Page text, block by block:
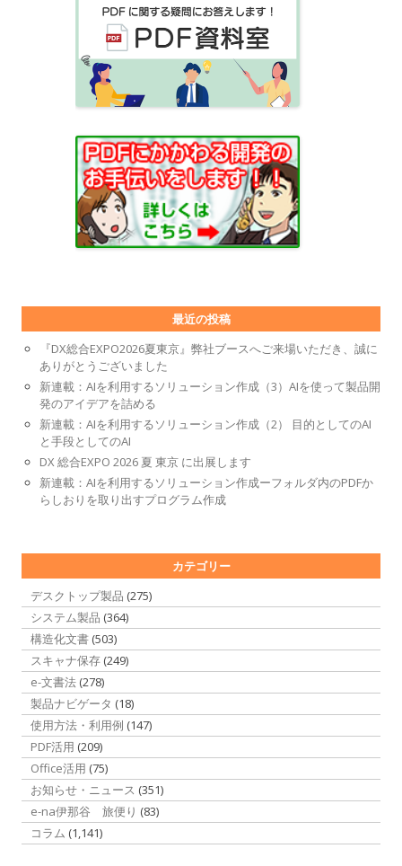
最近の投稿
『DX総合EXPO2026夏東京』弊社ブースへご来場いただき、誠に
ありがとうございました
新連載：AIを利用するソリューション作成（3）AIを使って製品開
発のアイデアを詰める
新連載：AIを利用するソリューション作成（2） 目的としてのAI
と手段としてのAI
DX 総合EXPO 2026 夏 東京 に出展します
新連載：AIを利用するソリューション作成ーフォルダ内のPDFか
らしおりを取り出すプログラム作成
カテゴリー
デスクトップ製品 (275)
システム製品 (364)
構造化文書 (503)
スキャナ保存 (249)
e-文書法 (278)
製品ナビゲータ (18)
使用方法・利用例 (147)
PDF活用 (209)
Office活用 (75)
お知らせ・ニュース (351)
e-na伊那谷 旅便り (83)
コラム (1,141)